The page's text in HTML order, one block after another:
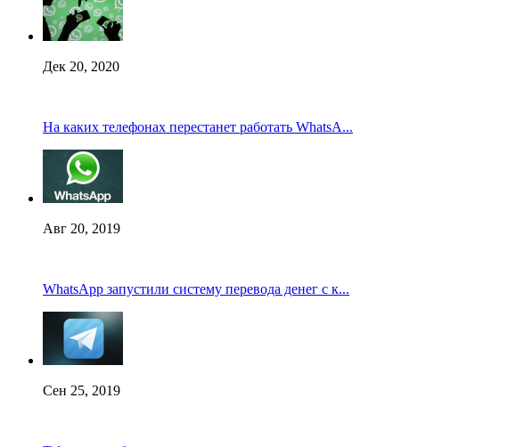
Дек 20, 2020
На каких телефонах перестанет работать WhatsA...
Авг 20, 2019
WhatsApp запустили систему перевода денег с к...
Сен 25, 2019